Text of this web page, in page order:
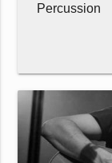
Percussion